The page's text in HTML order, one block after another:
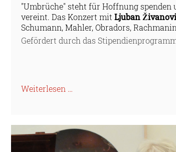
"Umbrüche" steht für Hoffnung
vereint. Das Konzert mit Ljuban
Schumann, Mahler, Obradors,
Gefördert durch das
Weiterlesen …